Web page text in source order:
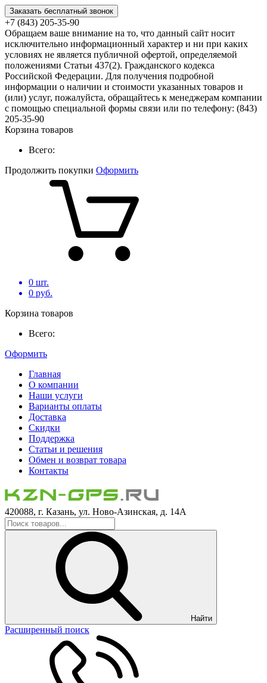
Заказать бесплатный звонок
+7 (843) 205-35-90
Обращаем ваше внимание на то, что данный сайт носит
исключительно информационный характер и ни при каких
условиях не является публичной офертой, определяемой
положениями Статьи 437(2). Гражданского кодекса
Российской Федерации. Для получения подробной
информации о наличии и стоимости указанных товаров и
(или) услуг, пожалуйста, обращайтесь к менеджерам компании
с помощью специальной формы связи или по телефону: (843)
205-35-90
Корзина товаров
Всего:
Продолжить покупки Оформить
0 шт.
0 руб.
Корзина товаров
Всего:
Оформить
Главная
О компании
Наши услуги
Варианты оплаты
Доставка
Скидки
Поддержка
Статьи и решения
Обмен и возврат товара
Контакты
420088, г. Казань, ул. Ново-Азинская, д. 14А
Найти
Расширенный поиск